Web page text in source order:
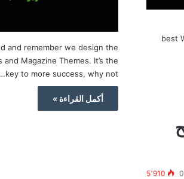
best
and remember we design the
Magazine Themes. It’s the
key to more success, why not…
أكمل القراءة »
0 5٬910